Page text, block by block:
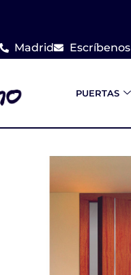
Madrid Escríbenos
PUERTAS